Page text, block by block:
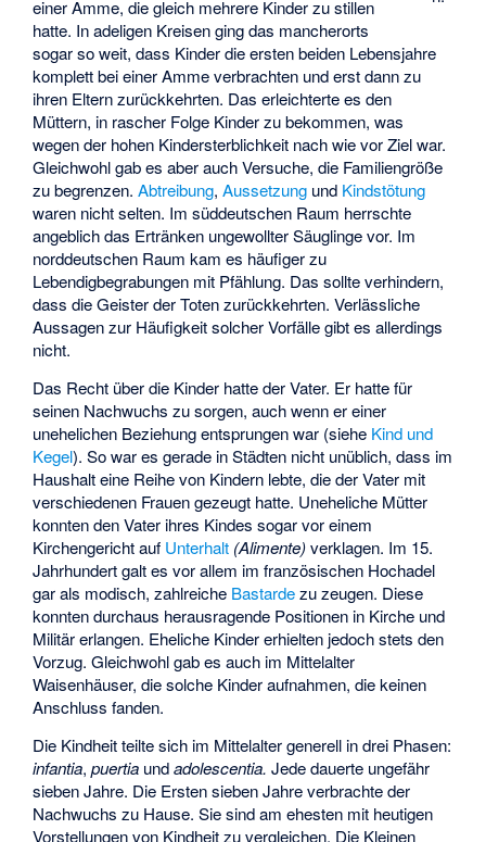
einer Amme, die gleich mehrere Kinder zu stillen
hatte. In adeligen Kreisen ging das mancherorts
sogar so weit, dass Kinder die ersten beiden Lebensjahre
komplett bei einer Amme verbrachten und erst dann zu
ihren Eltern zurückkehrten. Das erleichterte es den
Müttern, in rascher Folge Kinder zu bekommen, was
wegen der hohen Kindersterblichkeit nach wie vor Ziel war.
Gleichwohl gab es aber auch Versuche, die Familiengröße
zu begrenzen.Abtreibung,Aussetzung und Kindstötung
waren nicht selten. Im süddeutschen Raum herrschte
angeblich das Ertränken ungewollter Säuglinge vor. Im
norddeutschen Raum kam es häufiger zu
Lebendigbegrabungen mit Pfählung. Das sollte verhindern,
dass die Geister der Toten zurückkehrten. Verlässliche
Aussagen zur Häufigkeit solcher Vorfälle gibt es allerdings
nicht.
Das Recht über die Kinder hatte der Vater. Er hatte für
seinen Nachwuchs zu sorgen, auch wenn er einer
unehelichen Beziehung entsprungen war (siehe Kind und
Kegel). So war es gerade in Städten nicht unüblich, dass im
Haushalt eine Reihe von Kindern lebte, die der Vater mit
verschiedenen Frauen gezeugt hatte. Uneheliche Mütter
konnten den Vater ihres Kindes sogar vor einem
Kirchengericht auf Unterhalt (Alimente)verklagen. Im 15.
Jahrhundert galt es vor allem im französischen Hochadel
gar als modisch, zahlreiche Bastardezu zeugen. Diese
konnten durchaus herausragende Positionen in Kirche und
Militär erlangen. Eheliche Kinder erhielten jedoch stets den
Vorzug. Gleichwohl gab es auch im Mittelalter
Waisenhäuser, die solche Kinder aufnahmen, die keinen
Anschluss fanden.
Die Kindheit teilte sich im Mittelalter generell in drei Phasen:
infantia,puertia undadolescentia. Jede dauerte ungefähr
sieben Jahre. Die Ersten sieben Jahre verbrachte der
Nachwuchs zu Hause. Sie sind am ehesten mit heutigen
Vorstellungen von Kindheit zu vergleichen. Die Kleinen